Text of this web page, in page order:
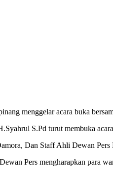
menggelar acara buka
S.Pd turut membuka
Dan Staff Ahli Dewan Pers
Pers mengharapkan para